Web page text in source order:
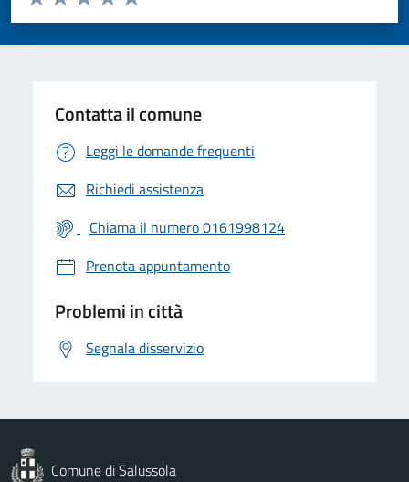
Valuta 5 stelle su 5
Valuta 4 stelle su 5
Valuta 3 stelle su 5
Valuta 2 stelle su 5
Valuta 1 stelle su 5
Contatta il comune
Leggi le domande frequenti
Richiedi assistenza
Chiama il numero 0161998124
Prenota appuntamento
Problemi in città
Segnala disservizio
Comune di Salussola